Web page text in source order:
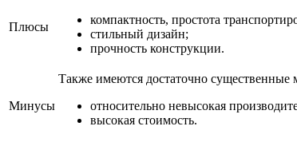
Плюсы
компактность, простота
стильный дизайн;
прочность конструкции.
Минусы
Также имеются достаточно существенные
относительно невысокая
высокая стоимость.